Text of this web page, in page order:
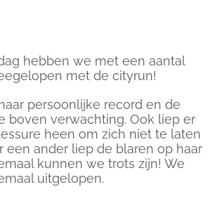
hebben we met een aantal
met de cityrun!
persoonlijke record en de
boven verwachting. Ook liep er
heen om zich niet te laten
een ander liep de blaren op haar
kunnen we trots zijn! We
uitgelopen.